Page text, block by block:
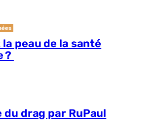
la peau de la santé
?
du drag par RuPaul